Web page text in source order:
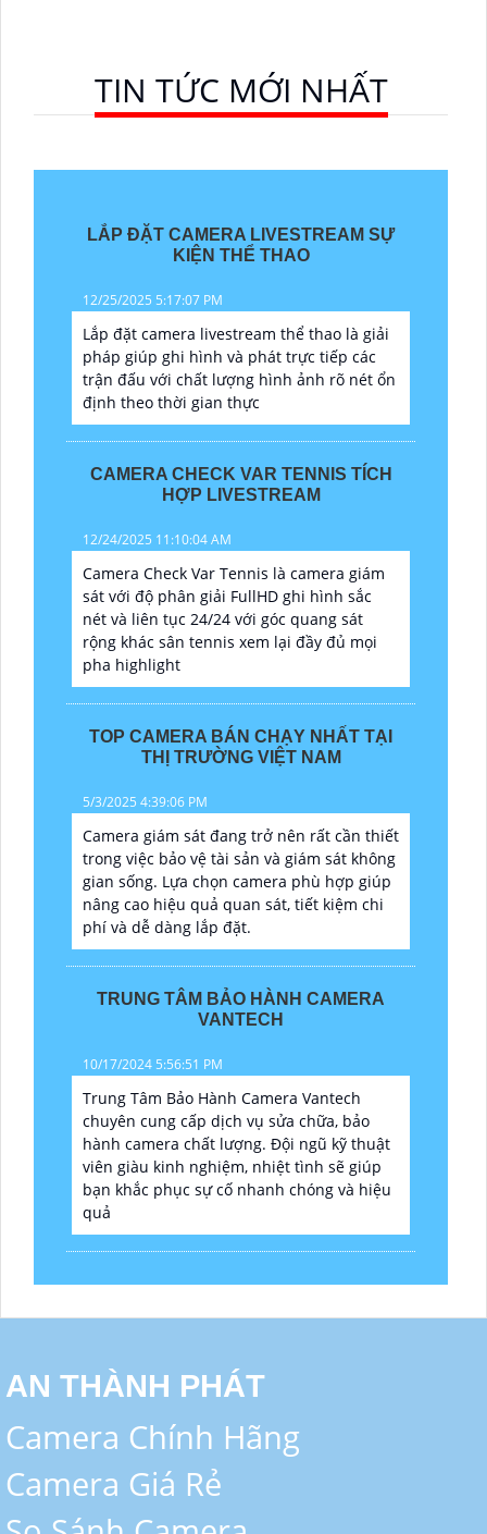
TIN TỨC MỚI NHẤT
LẮP ĐẶT CAMERA LIVESTREAM SỰ
KIỆN THỂ THAO
12/25/2025 5:17:07 PM
Lắp đặt camera livestream thể thao là giải
pháp giúp ghi hình và phát trực tiếp các
trận đấu với chất lượng hình ảnh rõ nét ổn
định theo thời gian thực
CAMERA CHECK VAR TENNIS TÍCH
HỢP LIVESTREAM
12/24/2025 11:10:04 AM
Camera Check Var Tennis là camera giám
sát với độ phân giải FullHD ghi hình sắc
nét và liên tục 24/24 với góc quang sát
rộng khác sân tennis xem lại đầy đủ mọi
pha highlight
TOP CAMERA BÁN CHẠY NHẤT TẠI
THỊ TRƯỜNG VIỆT NAM
5/3/2025 4:39:06 PM
Camera giám sát đang trở nên rất cần thiết
trong việc bảo vệ tài sản và giám sát không
gian sống. Lựa chọn camera phù hợp giúp
nâng cao hiệu quả quan sát, tiết kiệm chi
phí và dễ dàng lắp đặt.
TRUNG TÂM BẢO HÀNH CAMERA
VANTECH
10/17/2024 5:56:51 PM
Trung Tâm Bảo Hành Camera Vantech
chuyên cung cấp dịch vụ sửa chữa, bảo
hành camera chất lượng. Đội ngũ kỹ thuật
viên giàu kinh nghiệm, nhiệt tình sẽ giúp
bạn khắc phục sự cố nhanh chóng và hiệu
quả
AN THÀNH PHÁT
Camera Chính Hãng
Camera Giá Rẻ